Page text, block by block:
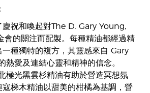
慶祝和喚起對The D. Gary Young,
的關注而配製。每種精油都經過精
種獨特的複方，其靈感來自 Gary
熱愛及連結心靈和精神的信念。
極光黑雲杉精油有助於營造冥想氛
寇梯木精油以甜美的柑橘為基調，營